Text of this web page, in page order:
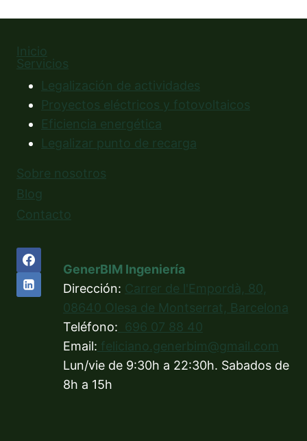
Alternative:
Inicio
Servicios
Legalización de actividades
Proyectos eléctricos y fotovoltaicos
Eficiencia energética
Legalizar punto de recarga
Sobre nosotros
Blog
Contacto
GenerBIM Ingeniería
Dirección: Carrer de l'Empordà, 80,
08640 Olesa de Montserrat, Barcelona
Teléfono: 696 07 88 40
Email: feliciano.generbim@gmail.com
Lun/vie de 9:30h a 22:30h. Sabados de
8h a 15h